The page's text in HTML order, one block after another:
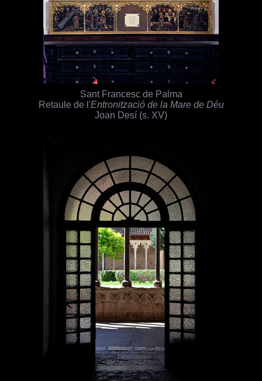
Sant Francesc de Palma
Retaule de l'Entronització de la Mare de Déu
Joan Desí (s. XV)